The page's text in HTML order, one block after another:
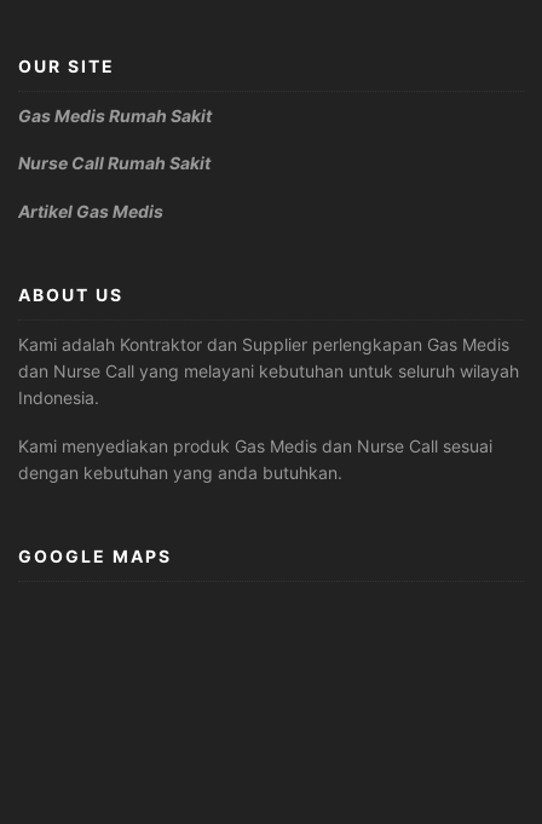
OUR SITE
Gas Medis Rumah Sakit
Nurse Call Rumah Sakit
Artikel Gas Medis
ABOUT US
Kami adalah Kontraktor dan Supplier perlengkapan Gas Medis
dan Nurse Call yang melayani kebutuhan untuk seluruh wilayah
Indonesia.
Kami menyediakan produk Gas Medis dan Nurse Call sesuai
dengan kebutuhan yang anda butuhkan.
GOOGLE MAPS